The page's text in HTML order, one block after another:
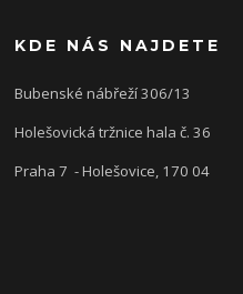
KDE NÁS NAJDETE
Bubenské nábřeží 306/13
Holešovická tržnice hala č. 36
Praha 7 - Holešovice, 170 04